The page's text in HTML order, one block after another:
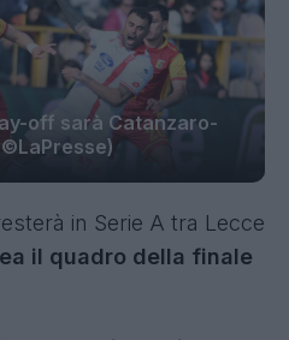
off sarà Catanzaro-
in Serie A tra Lecce
il quadro della finale